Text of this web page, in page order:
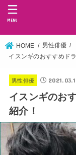
MENU
HOME
男性俳優
イスンギのおすすめド
男性俳優
イスンギのお
紹介！